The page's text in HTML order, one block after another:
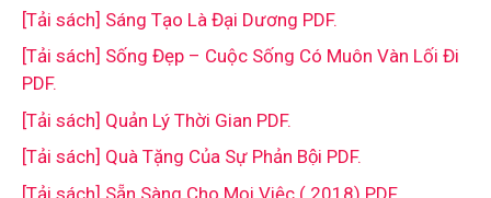
[Tải sách] Sáng Tạo Là Đại Dương PDF.
[Tải sách] Sống Đẹp – Cuộc Sống Có Muôn Vàn Lối Đi
PDF.
[Tải sách] Quản Lý Thời Gian PDF.
[Tải sách] Quà Tặng Của Sự Phản Bội PDF.
[Tải sách] Sẵn Sàng Cho Mọi Việc ( 2018) PDF.